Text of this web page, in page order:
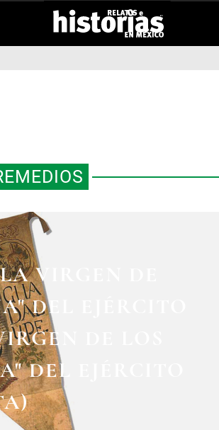
VIRGEN DE
DEL EJÉRCITO
DE LOS
DEL EJÉRCITO
LA MÁS
MARIANA